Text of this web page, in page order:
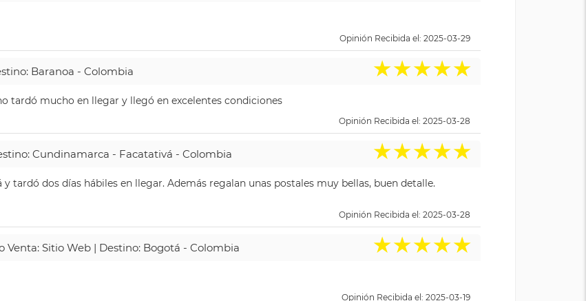
Opinión Recibida el: 2025-03-29
Baranoa - Colombia ★★★★★
tardó mucho en llegar y llegó en excelentes condiciones
Opinión Recibida el: 2025-03-28
Cundinamarca - Facatativá - Colombia ★★★★★
tardó dos días hábiles en llegar. Además regalan unas postales muy bellas, buen detalle.
Opinión Recibida el: 2025-03-28
Venta: Sitio Web | Destino: Bogotá - Colombia ★★★★★
Opinión Recibida el: 2025-03-19